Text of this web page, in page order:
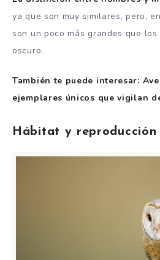
ya que son muy similares, pero,
son un poco más grandes que
oscuro.
También te puede interesar:
ejemplares únicos que vigilan
Hábitat y reproducción